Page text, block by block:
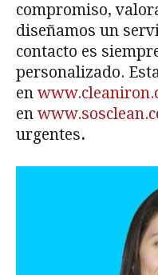
compromiso,
diseñamos un
contacto es
personalizado.
en
en
urgentes.